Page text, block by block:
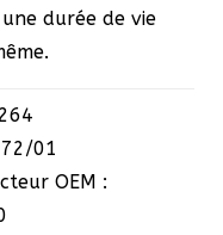
durée de vie
01
OEM :